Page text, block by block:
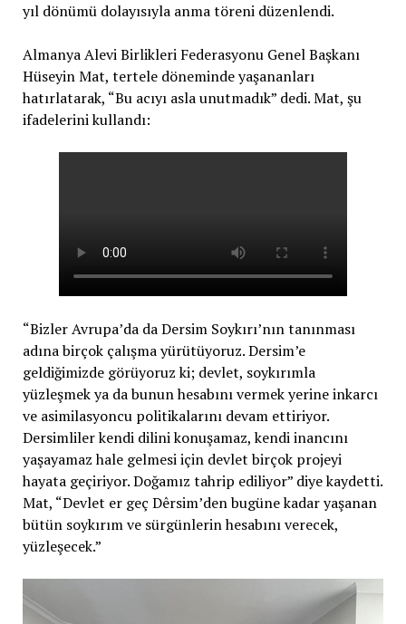
yıl dönümü dolayısıyla anma töreni düzenlendi.
Almanya Alevi Birlikleri Federasyonu Genel Başkanı
Hüseyin Mat, tertele döneminde yaşananları
hatırlatarak, “Bu acıyı asla unutmadık” dedi. Mat, şu
ifadelerini kullandı:
“Bizler Avrupa’da da Dersim Soykırı’nın tanınması
adına birçok çalışma yürütüyoruz. Dersim’e
geldiğimizde görüyoruz ki; devlet, soykırımla
yüzleşmek ya da bunun hesabını vermek yerine inkarcı
ve asimilasyoncu politikalarını devam ettiriyor.
Dersimliler kendi dilini konuşamaz, kendi inancını
yaşayamaz hale gelmesi için devlet birçok projeyi
hayata geçiriyor. Doğamız tahrip ediliyor” diye kaydetti.
Mat, “Devlet er geç Dêrsim’den bugüne kadar yaşanan
bütün soykırım ve sürgünlerin hesabını verecek,
yüzleşecek.”